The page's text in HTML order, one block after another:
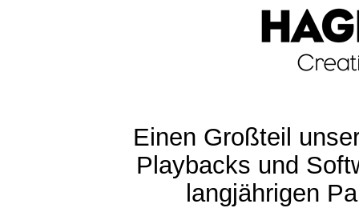
Einen Großteil
Playbacks und
langjährigen